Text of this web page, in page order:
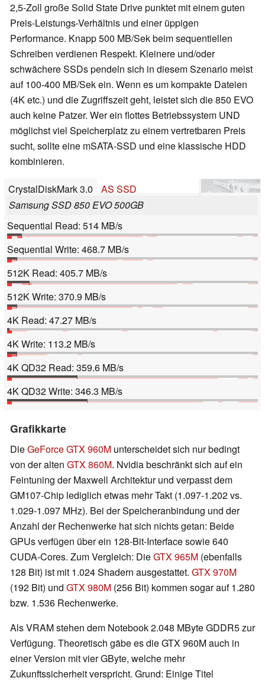
2,5-Zoll große Solid State Drive punktet mit einem guten
Preis-Leistungs-Verhältnis und einer üppigen
Performance. Knapp 500 MB/Sek beim sequentiellen
Schreiben verdienen Respekt. Kleinere und/oder
schwächere SSDs pendeln sich in diesem Szenario meist
auf 100-400 MB/Sek ein. Wenn es um kompakte Dateien
(4K etc.) und die Zugriffszeit geht, leistet sich die 850 EVO
auch keine Patzer. Wer ein flottes Betriebssystem UND
möglichst viel Speicherplatz zu einem vertretbaren Preis
sucht, sollte eine mSATA-SSD und eine klassische HDD
kombinieren.
CrystalDiskMark 3.0
AS SSD
Samsung SSD 850 EVO 500GB
Sequential Read: 514 MB/s
Sequential Write: 468.7 MB/s
512K Read: 405.7 MB/s
512K Write: 370.9 MB/s
4K Read: 47.27 MB/s
4K Write: 113.2 MB/s
4K QD32 Read: 359.6 MB/s
4K QD32 Write: 346.3 MB/s
Grafikkarte
DieGeForce GTX 960M unterscheidet sich nur bedingt
von der alten GTX 860M. Nvidia beschränkt sich auf ein
Feintuning der Maxwell Architektur und verpasst dem
GM107-Chip lediglich etwas mehr Takt (1.097-1.202 vs.
1.029-1.097 MHz). Bei der Speicheranbindung und der
Anzahl der Rechenwerke hat sich nichts getan: Beide
GPUs verfügen über ein 128-Bit-Interface sowie 640
CUDA-Cores. Zum Vergleich: DieGTX 965M (ebenfalls
128 Bit) ist mit 1.024 Shadern ausgestattet. GTX 970M
(192 Bit) und GTX 980M (256 Bit) kommen sogar auf 1.280
bzw. 1.536 Rechenwerke.
Als VRAM stehen dem Notebook 2.048 MByte GDDR5 zur
Verfügung. Theoretisch gäbe es die GTX 960M auch in
einer Version mit vier GByte, welche mehr
Zukunftssicherheit verspricht. Grund: Einige Titel